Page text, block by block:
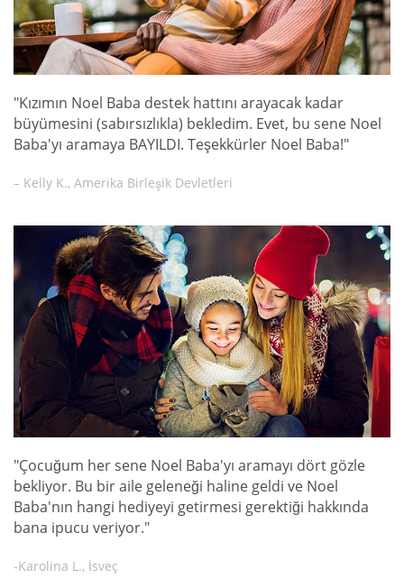
"Kızımın Noel Baba destek hattını arayacak kadar
büyümesini (sabırsızlıkla) bekledim. Evet, bu sene Noel
Baba'yı aramaya BAYILDI. Teşekkürler Noel Baba!"
– Kelly K., Amerika Birleşik Devletleri
"Çocuğum her sene Noel Baba'yı aramayı dört gözle
bekliyor. Bu bir aile geleneği haline geldi ve Noel
Baba'nın hangi hediyeyi getirmesi gerektiği hakkında
bana ipucu veriyor."
-Karolina L., İsveç